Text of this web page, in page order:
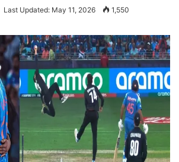
Send
email
Last Updated: May 11, 2026 1,550